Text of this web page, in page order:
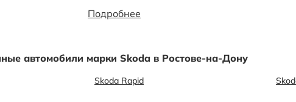
Подробнее
автомобили марки Skoda в Ростове-на-Дону
Skoda Rapid